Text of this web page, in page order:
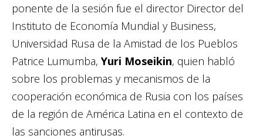
ponente de la sesión fue el director Director del
Instituto de Economía Mundial y Business,
Universidad Rusa de la Amistad de los Pueblos
Patrice Lumumba, Yuri Moseikin, quien habló
sobre los problemas y mecanismos de la
cooperación económica de Rusia con los países
de la región de América Latina en el contexto de
las sanciones antirusas.